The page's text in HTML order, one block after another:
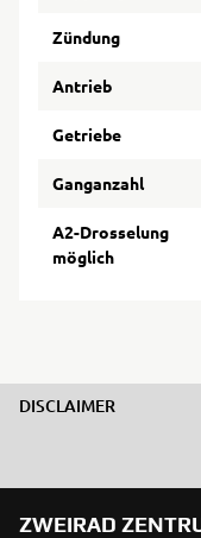
Zündung
Antrieb
Getriebe
Ganganzahl
A2-Drosselung
möglich
DISCLAIMER
ZWEIRAD